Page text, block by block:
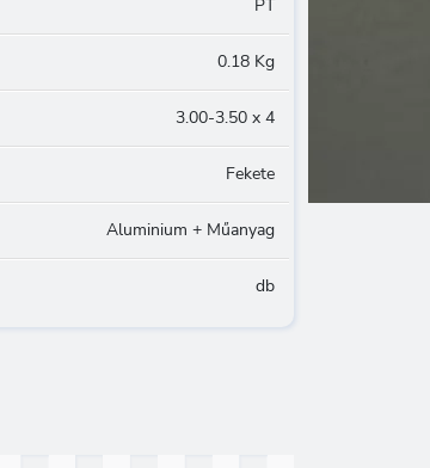
PT
0.18 Kg
3.00-3.50 x 4
Fekete
Aluminium + Műanyag
db